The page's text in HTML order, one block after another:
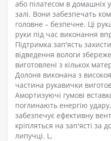
або пілатесом в домашніх
залі. Вони забезпечать
головне – безпечне. Ці
руки під час виконання
Підтримка зап'ясть
відведення вологи
виготовлені з кількох
Долоня виконана з
частина рукавички
Амортизуючі гумові
поглинають енергію удару,
забезпечує ефективну
кріпляться на зап'ясті за
липучці. L,